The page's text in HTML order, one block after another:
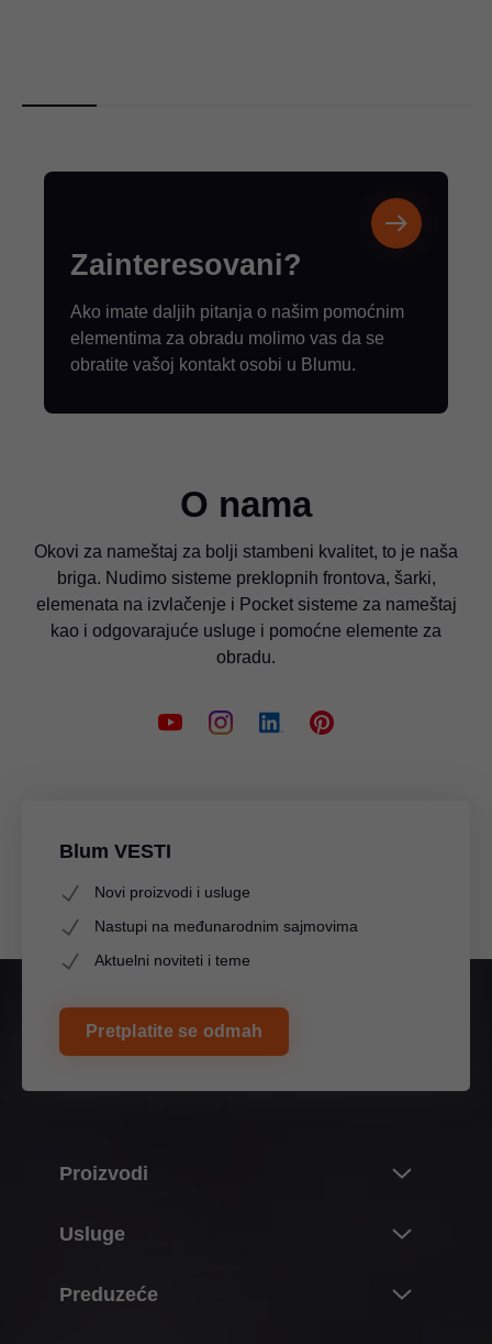
Zainteresovani?
Ako imate daljih pitanja o našim pomoćnim
elementima za obradu molimo vas da se
obratite vašoj kontakt osobi u Blumu.
O nama
Okovi za nameštaj za bolji stambeni kvalitet, to je naša
briga. Nudimo sisteme preklopnih frontova, šarki,
elemenata na izvlačenje i Pocket sisteme za nameštaj
kao i odgovarajuće usluge i pomoćne elemente za
obradu.
Blum VESTI
Novi proizvodi i usluge
Nastupi na međunarodnim sajmovima
Aktuelni noviteti i teme
Pretplatite se odmah
Proizvodi
Sistem preklopnih frontova
Usluge
Preduzeće